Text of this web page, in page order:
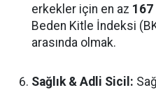
erkekler için en az
Beden Kitle İndeksi
arasında olmak.
Sağlık & Adli Sicil: